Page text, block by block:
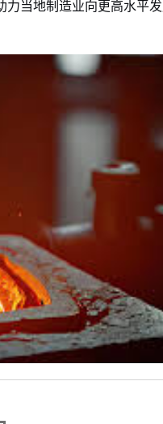
当地制造业向更高水平